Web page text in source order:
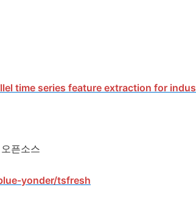
time series feature extraction for
픈소스
yonder/tsfresh